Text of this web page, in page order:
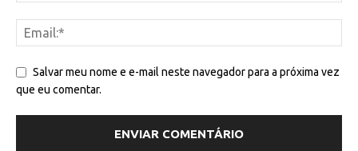
Salvar meu nome e e-mail neste navegador para a próxima vez
que eu comentar.